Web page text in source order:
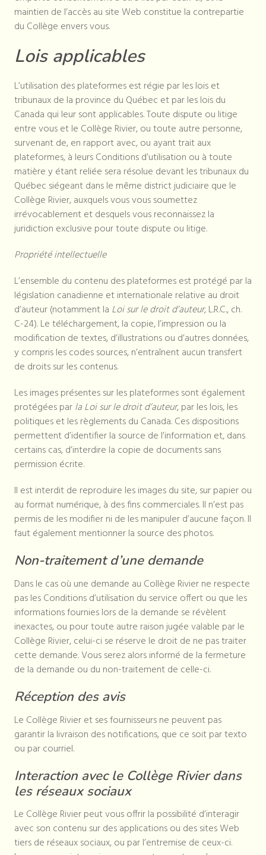
maintien de l’accès au site Web constitue la contrepartie
du Collège envers vous.
Lois applicables
L’utilisation des plateformes est régie par les lois et
tribunaux de la province du Québec et par les lois du
Canada qui leur sont applicables. Toute dispute ou litige
entre vous et le Collège Rivier, ou toute autre personne,
survenant de, en rapport avec, ou ayant trait aux
plateformes, à leurs Conditions d’utilisation ou à toute
matière y étant reliée sera résolue devant les tribunaux du
Québec siégeant dans le même district judiciaire que le
Collège Rivier, auxquels vous vous soumettez
irrévocablement et desquels vous reconnaissez la
juridiction exclusive pour toute dispute ou litige.
Propriété intellectuelle
L’ensemble du contenu des plateformes est protégé par la
législation canadienne et internationale relative au droit
d’auteur (notamment la Loi sur le droit d’auteur, L.R.C., ch.
C-24). Le téléchargement, la copie, l’impression ou la
modification de textes, d’illustrations ou d’autres données,
y compris les codes sources, n’entraînent aucun transfert
de droits sur les contenus.
Les images présentes sur les plateformes sont également
protégées parla Loi sur le droit d’auteur, par les lois, les
politiques et les règlements du Canada. Ces dispositions
permettent d’identifier la source de l’information et, dans
certains cas, d’interdire la copie de documents sans
permission écrite.
Il est interdit de reproduire les images du site, sur papier ou
au format numérique, à des fins commerciales. Il n’est pas
permis de les modifier ni de les manipuler d’aucune façon. Il
faut également mentionner la source des photos.
Non-traitement d’une demande
Dans le cas où une demande au Collège Rivier ne respecte
pas les Conditions d’utilisation du service offert ou que les
informations fournies lors de la demande se révèlent
inexactes, ou pour toute autre raison jugée valable par le
Collège Rivier, celui-ci se réserve le droit de ne pas traiter
cette demande. Vous serez alors informé de la fermeture
de la demande ou du non-traitement de celle-ci.
Réception des avis
Le Collège Rivier et ses fournisseurs ne peuvent pas
garantir la livraison des notifications, que ce soit par texto
ou par courriel.
Interaction avec le Collège Rivier dans
les réseaux sociaux
Le Collège Rivier peut vous offrir la possibilité d’interagir
avec son contenu sur des applications ou des sites Web
tiers de réseaux sociaux, ou par l’entremise de ceux-ci.